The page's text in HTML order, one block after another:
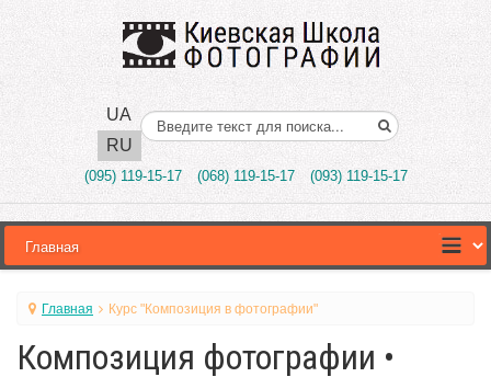
UA
RU
Поиск..
(095) 119-15-17 (068) 119-15-17 (093) 119-15-17
Главная Курс "Композиция в фотографии"
Композиция фотографии •